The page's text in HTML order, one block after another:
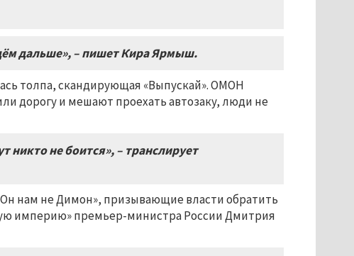
дальше», – пишет Кира Ярмыш.
толпа, скандирующая «Выпускай». ОМОН
дорогу и мешают проехать автозаку, люди не
никто не боится», – транслирует
нам не Димон», призывающие власти обратить
империю» премьер-министра России Дмитрия